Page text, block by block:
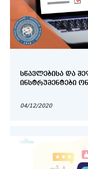
ᲡᲬᲐᲕᲚᲔᲑᲘᲡᲐ ᲓᲐ
ᲘᲜᲡᲢᲠᲣᲛᲔᲜᲢᲔᲑᲘ
04/12/2020